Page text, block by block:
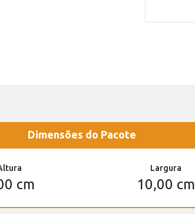
Dimensões do Pacote
cm
Largura
10,00 cm